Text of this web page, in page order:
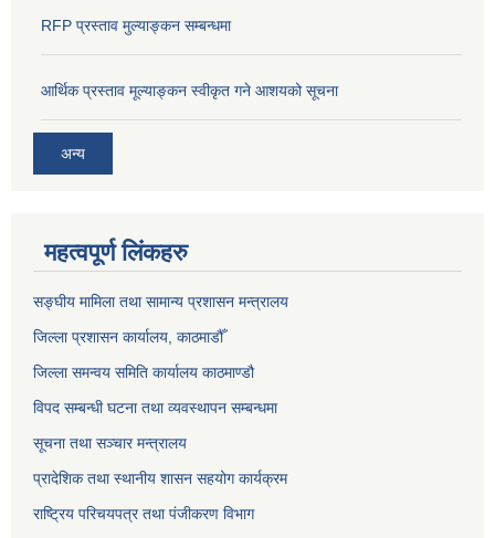
RFP प्रस्ताव मुल्याङ्कन सम्बन्धमा
आर्थिक प्रस्ताव मूल्याङ्कन स्वीकृत गने आशयको सूचना
अन्य
महत्वपूर्ण लिंकहरु
सङ्‍घीय मामिला तथा सामान्य प्रशासन मन्त्रालय
जिल्ला प्रशासन कार्यालय, काठमाडौँ
जिल्ला समन्वय समिति कार्यालय काठमाण्ड‌ौ
विपद सम्बन्धी घटना तथा व्यवस्थापन सम्बन्धमा
सूचना तथा सञ्चार मन्त्रालय
प्रादेशिक तथा स्थानीय शासन सहयोग कार्यक्रम
राष्ट्रिय परिचयपत्र तथा पंजीकरण विभाग